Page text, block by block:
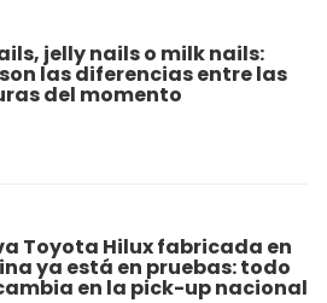
jelly nails o milk nails:
las diferencias entre las
del momento
Toyota Hilux fabricada en
ya está en pruebas: todo
en la pick-up nacional